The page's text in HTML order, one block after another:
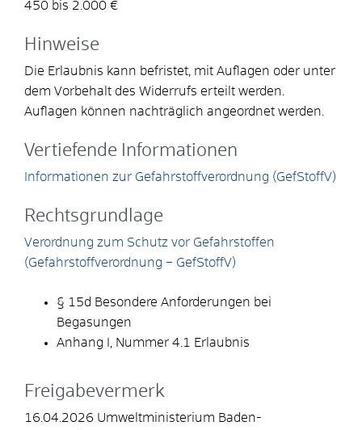
450 bis 2.000 €
Hinweise
Die Erlaubnis kann befristet, mit Auflagen oder unter
dem Vorbehalt des Widerrufs erteilt werden.
Auflagen können nachträglich angeordnet werden.
Vertiefende Informationen
Informationen zur Gefahrstoffverordnung (GefStoffV)
Rechtsgrundlage
Verordnung zum Schutz vor Gefahrstoffen
(Gefahrstoffverordnung – GefStoffV)
§ 15d Besondere Anforderungen bei
Begasungen
Anhang I, Nummer 4.1 Erlaubnis
Freigabevermerk
16.04.2026 Umweltministerium Baden-